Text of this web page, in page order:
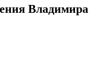
Владимира